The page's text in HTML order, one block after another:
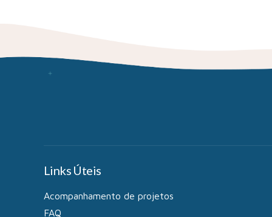
Links Úteis
Acompanhamento de projetos
FAQ